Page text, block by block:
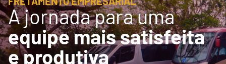
A jornada para uma
equipe mais satisfeita
e produtiva